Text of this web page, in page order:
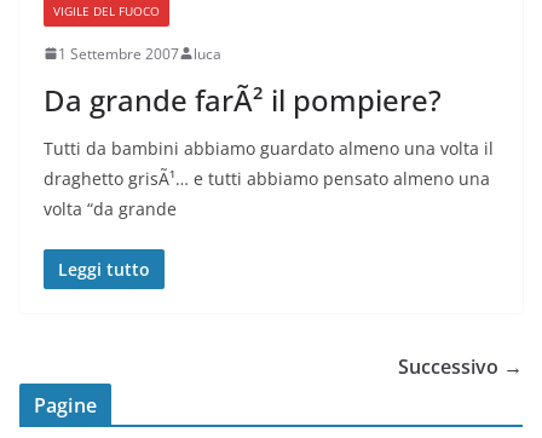
VIGILE DEL FUOCO
1 Settembre 2007 luca
Da grande farÃ² il pompiere?
Tutti da bambini abbiamo guardato almeno una volta il
draghetto grisÃ¹… e tutti abbiamo pensato almeno una
volta “da grande
Leggi tutto
Successivo →
Pagine